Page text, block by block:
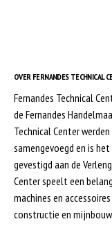
OVER FERNANDES TECHNICAL
Fernandes Technical
de Fernandes
Technical Center
samengevoegd en is
gevestigd aan de
Center speelt een
machines en
constructie en mijnbouw.